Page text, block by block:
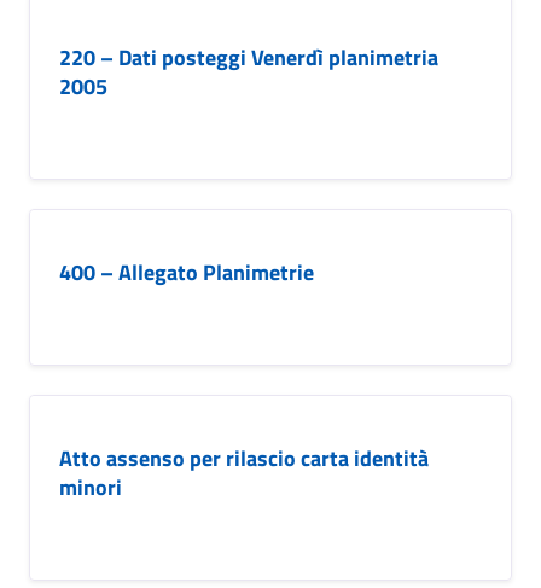
220 – Dati posteggi Venerdì planimetria
2005
400 – Allegato Planimetrie
Atto assenso per rilascio carta identità
minori